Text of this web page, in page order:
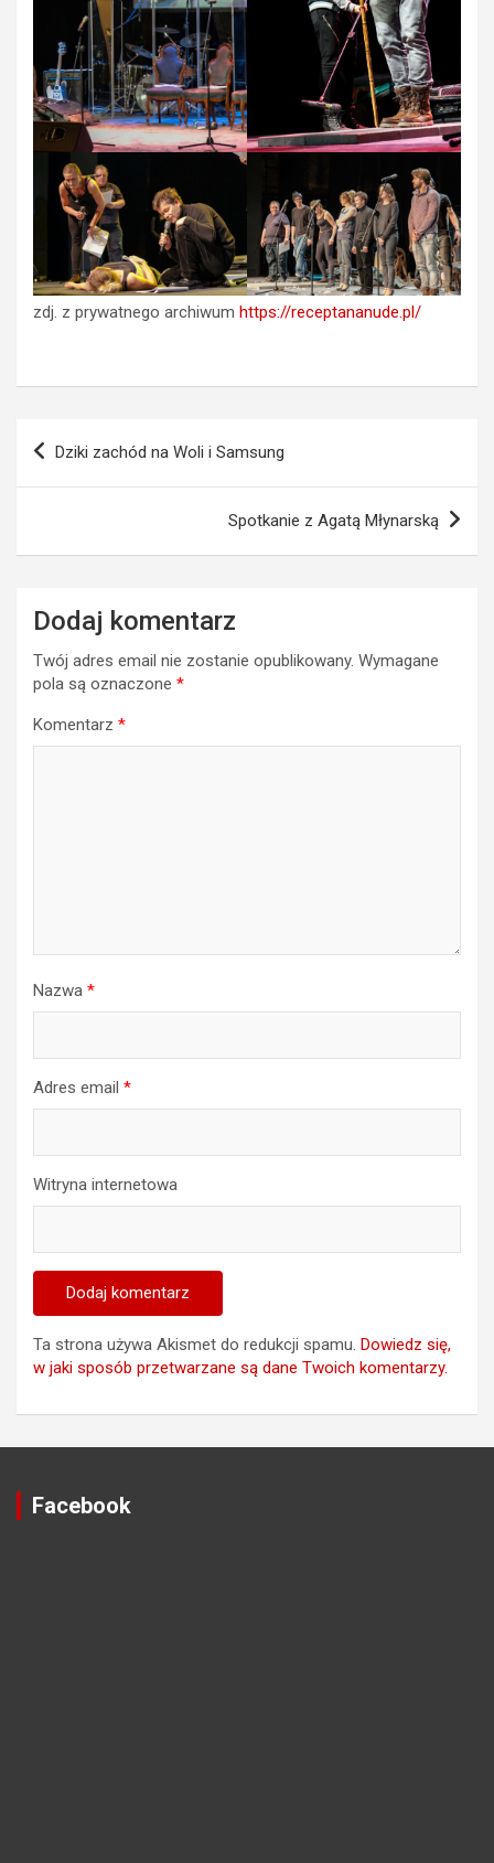
zdj. z prywatnego archiwum https://receptananude.pl/
Nawigacja
wpisu
Dziki zachód na Woli i Samsung
Spotkanie z Agatą Młynarską
Dodaj komentarz
Twój adres email nie zostanie opublikowany. Wymagane
pola są oznaczone *
Komentarz *
Nazwa *
Adres email *
Witryna internetowa
Ta strona używa Akismet do redukcji spamu. Dowiedz się,
w jaki sposób przetwarzane są dane Twoich komentarzy.
Facebook